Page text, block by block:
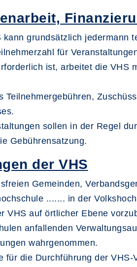
grundsätzlich
für
ist, arbeitet die VHS
sollen in der Regel
Gebührensatzung.
der VHS
Gemeinden,
....... in der
VHS auf örtlicher Ebene
anfallenden
wahrgenommen.
die Durchführung der